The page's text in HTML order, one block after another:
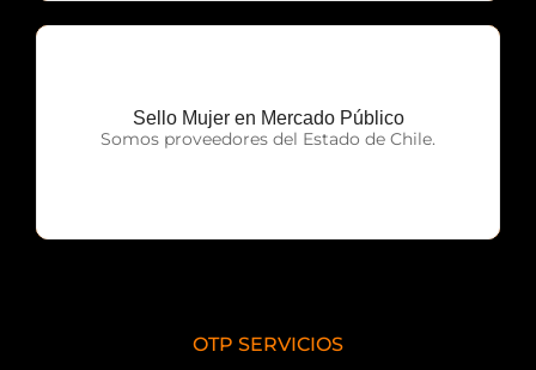
Sello Mujer en Mercado Público
Somos proveedores del Estado de Chile.
OTP Servicios
OTP SERVICIOS